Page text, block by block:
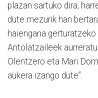
plazan sartuko dira,
dute mezurik han
haiengana
Antolatzaileek
Olentzero eta Mari
aukera izango dute”.